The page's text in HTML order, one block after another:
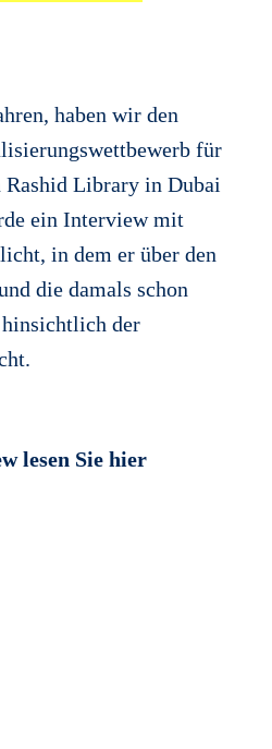
haben wir den
für
Library in Dubai
ein Interview mit
in dem er über den
die damals schon
der
lesen Sie hier